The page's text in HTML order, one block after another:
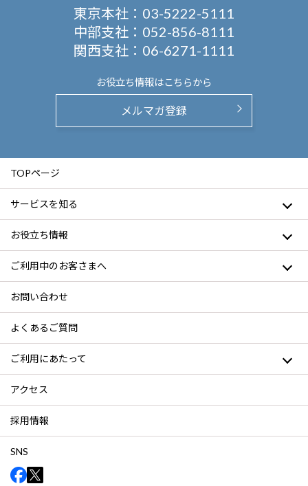
東京本社： 03-5222-5111
中部支社： 052-856-8111
関西支社： 06-6271-1111
お役立ち情報はこちらから
メルマガ登録
TOPページ
サービスを知る
お役立ち情報
ご利用中のお客さまへ
お問い合わせ
よくあるご質問
ご利用にあたって
アクセス
採用情報
SNS